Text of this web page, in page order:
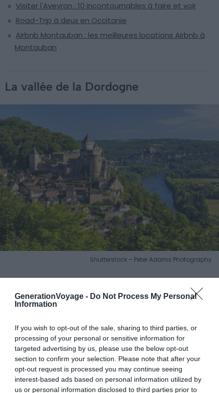
GenerationVoyage - Do Not Process My Personal
Information
If you wish to opt-out of the sale, sharing to third parties, or
processing of your personal or sensitive information for
targeted advertising by us, please use the below opt-out
section to confirm your selection. Please note that after your
opt-out request is processed you may continue seeing
interest-based ads based on personal information utilized by
us or personal information disclosed to third parties prior to
Visiter l'Aveyron : 10 incontournables à faire et voir
Road-Trip à deux en Occitanie
Airbnb Montauban : les meilleures locations Airbnb à
Montauban
La vallée de la Dordogne
Shutterstock – Peter Adams Photography
cherchez la tranquillité et le ressourcement en pleine
nature. Cette région populaire attire les touristes avec
mondiale de Biosphère » par l’Unesco.Sa riche
biodiversité est remarquable
et mérite le détour. Pour
les amateurs de sensations fortes, le canoë-kayak est
une option sur la rivière. Vous pouvez aussi vous relaxer
en prenant un bon bain rafraîchissant.